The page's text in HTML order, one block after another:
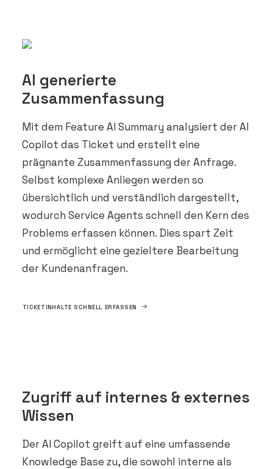
AI generierte
Zusammenfassung
Mit dem Feature AI Summary analysiert der AI
Copilot das Ticket und erstellt eine
prägnante Zusammenfassung der Anfrage.
Selbst komplexe Anliegen werden so
übersichtlich und verständlich dargestellt,
wodurch Service Agents schnell den Kern des
Problems erfassen können. Dies spart Zeit
und ermöglicht eine gezieltere Bearbeitung
der Kundenanfragen.
TICKETINHALTE SCHNELL ERFASSEN
Zugriff auf internes & externes
Wissen
Der AI Copilot greift auf eine umfassende
Knowledge Base zu, die sowohl interne als